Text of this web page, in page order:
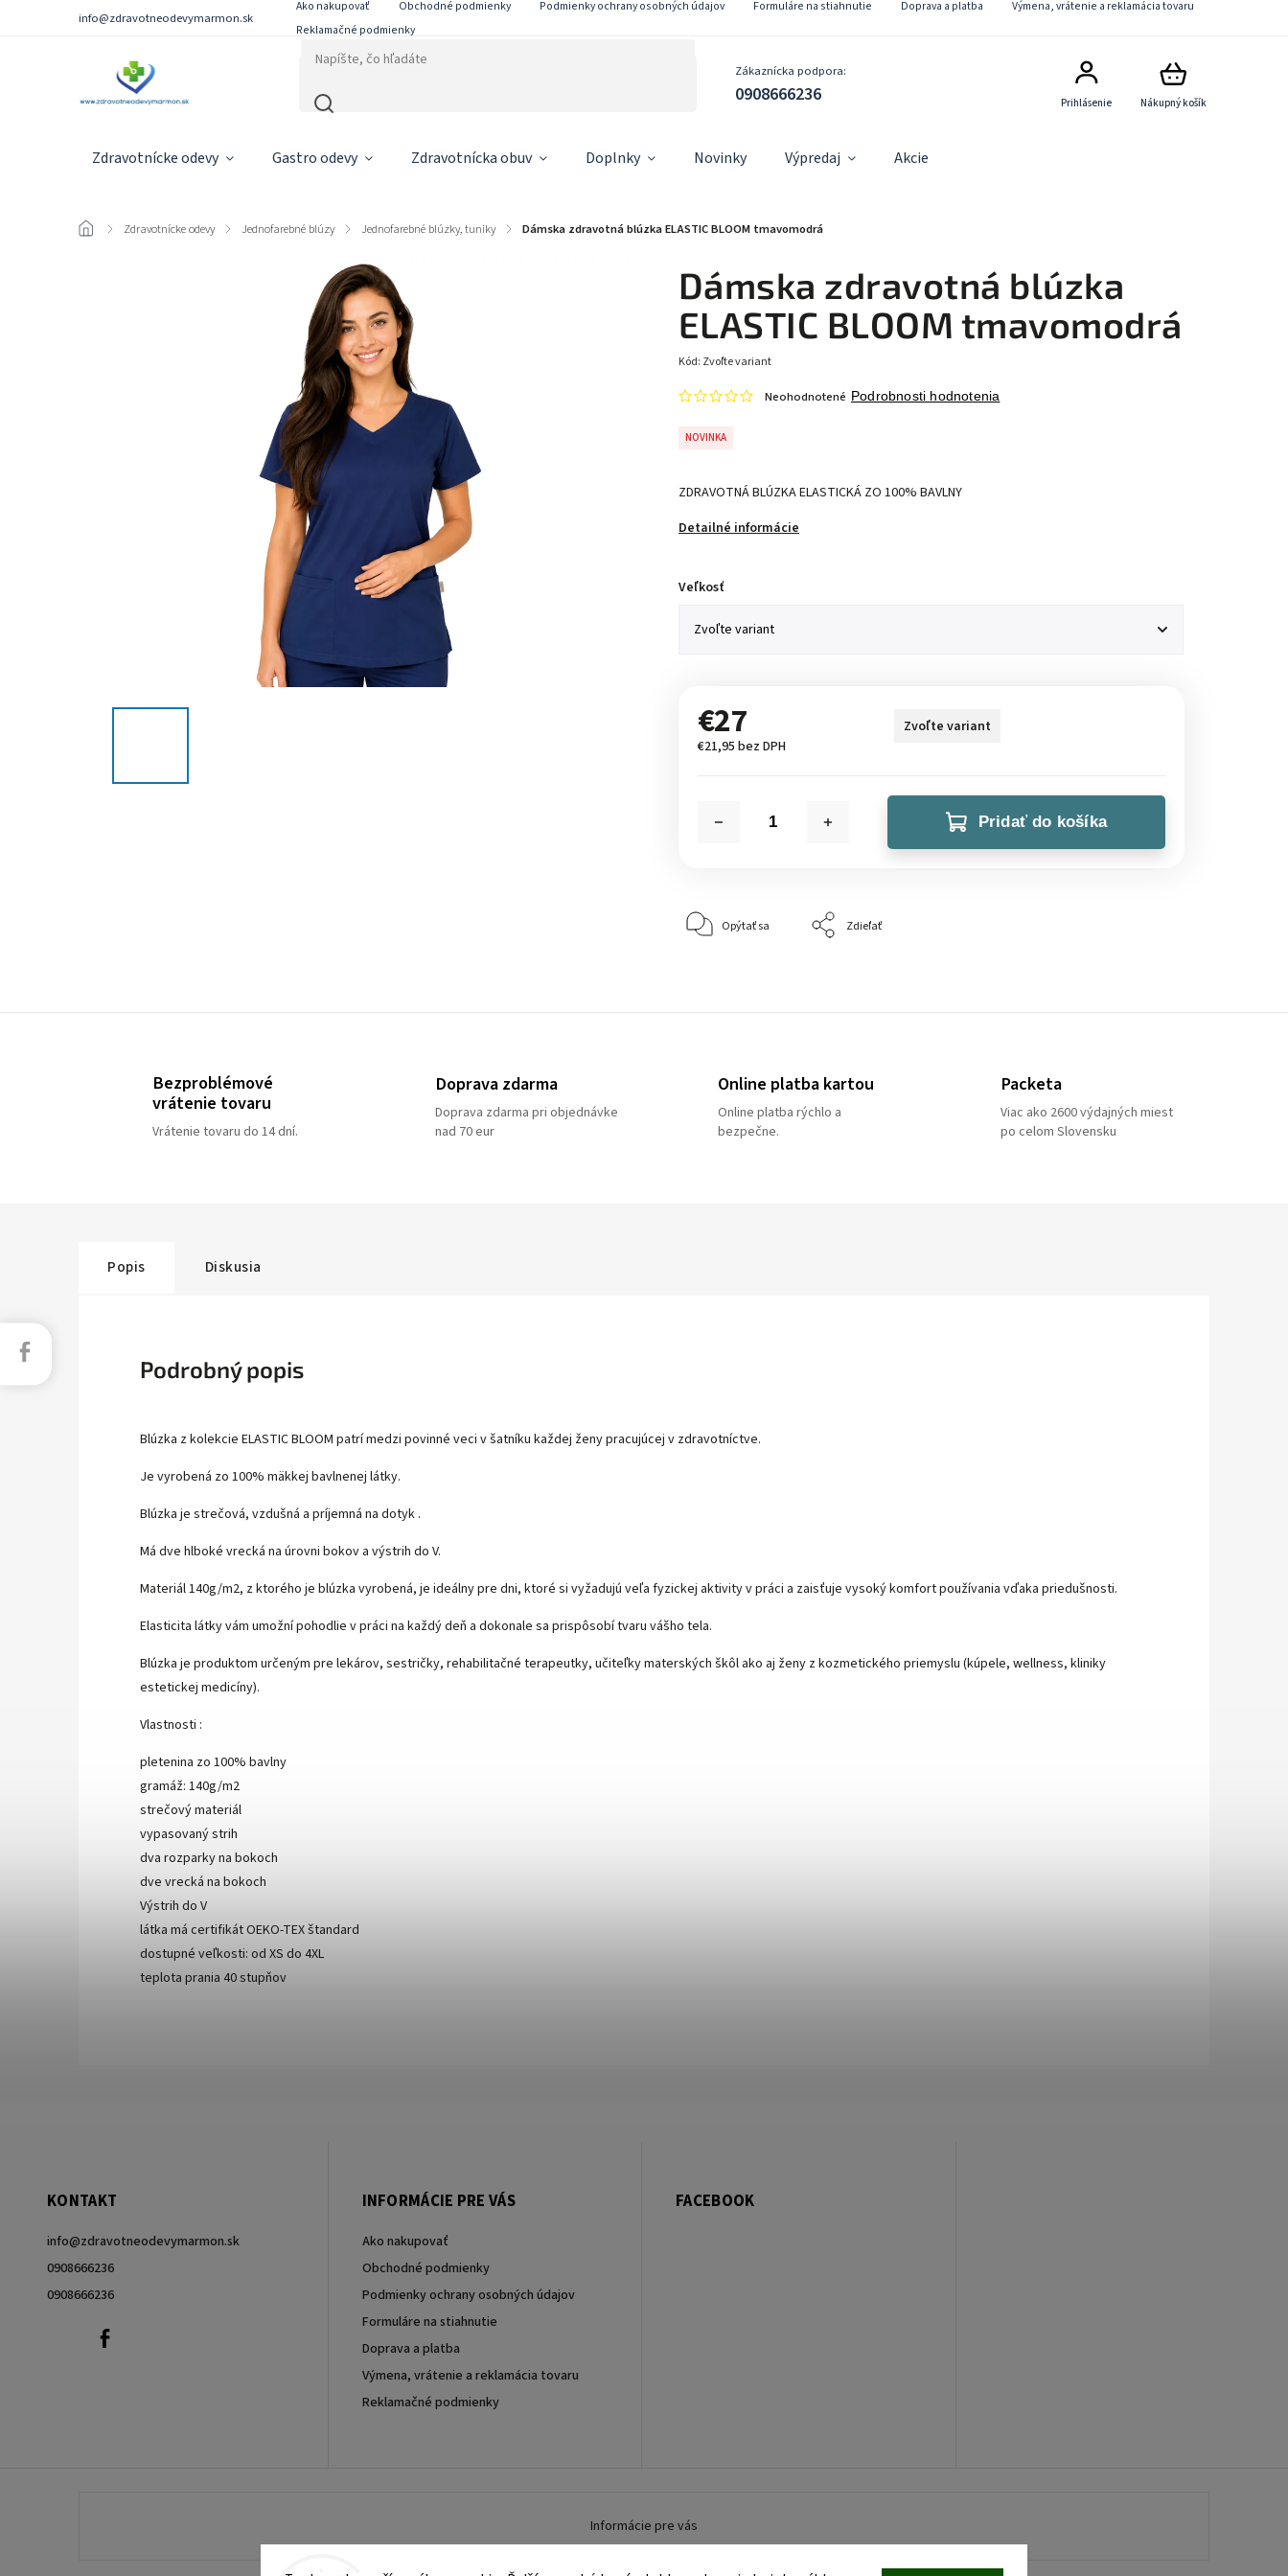
info@zdravotneodevymarmon.sk
Ako nakupovať Obchodné podmienky Podmienky ochrany osobných údajov Formuláre na stiahnutie Doprava a platba
Výmena, vrátenie a reklamácia tovaru
Reklamačné podmienky
Zákaznícka podpora:
0908666236 Nákupný košík
Prihlásenie
Zdravotnícke odevy Gastro odevy Zdravotnícka obuv Doplnky Novinky Výpredaj Akcie
/ Zdravotnícke odevy / Jednofarebné blúzy / Jednofarebné blúzky, tuniky / Dámska zdravotná blúzka ELASTIC BLOOM tmavomodrá
Dámska zdravotná blúzka
ELASTIC BLOOM tmavomodrá
Kód: Zvoľte variant
NOVINKA
Neohodnotené Podrobnosti hodnotenia
ZDRAVOTNÁ BLÚZKA ELASTICKÁ ZO 100% BAVLNY
Detailné informácie
Veľkosť
€27
€21,95 bez DPH
Zvoľte variant
Pridať do košíka
Opýtať sa Zdieľať
Bezproblémové
vrátenie tovaru
Vrátenie tovaru do 14 dní.
Doprava zdarma
Doprava zdarma pri objednávke
nad 70 eur
Online platba kartou
Online platba rýchlo a
bezpečne.
Packeta
Viac ako 2600 výdajných miest
po celom Slovensku
Popis Diskusia
Podrobný popis
Blúzka z kolekcie ELASTIC BLOOM patrí medzi povinné veci v šatníku každej ženy pracujúcej v zdravotníctve.
Je vyrobená zo 100% mäkkej bavlnenej látky.
Blúzka je strečová, vzdušná a príjemná na dotyk .
Má dve hlboké vrecká na úrovni bokov a výstrih do V.
Materiál 140g/m2, z ktorého je blúzka vyrobená, je ideálny pre dni, ktoré si vyžadujú veľa fyzickej aktivity v práci a zaisťuje vysoký komfort používania vďaka priedušnosti.
Elasticita látky vám umožní pohodlie v práci na každý deň a dokonale sa prispôsobí tvaru vášho tela.
Blúzka je produktom určeným pre lekárov, sestričky, rehabilitačné terapeutky, učiteľky materských škôl ako aj ženy z kozmetického priemyslu (kúpele, wellness, kliniky
estetickej medicíny).
Vlastnosti :
pletenina zo 100% bavlny
gramáž: 140g/m2
strečový materiál
vypasovaný strih
dva rozparky na bokoch
dve vrecká na bokoch
Výstrih do V
látka má certifikát OEKO-TEX štandard
dostupné veľkosti: od XS do 4XL
teplota prania 40 stupňov
KONTAKT
info@zdravotneodevymarmon.sk
0908666236
0908666236
0908666236
INFORMÁCIE PRE VÁS
Ako nakupovať
Obchodné podmienky
Podmienky ochrany osobných údajov
Formuláre na stiahnutie
Doprava a platba
Výmena, vrátenie a reklamácia tovaru
Reklamačné podmienky
FACEBOOK
Informácie pre vás